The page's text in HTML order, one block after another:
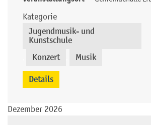
Kategorie
Jugendmusik- und
Kunstschule
Konzert Musik
Details
Dezember 2026